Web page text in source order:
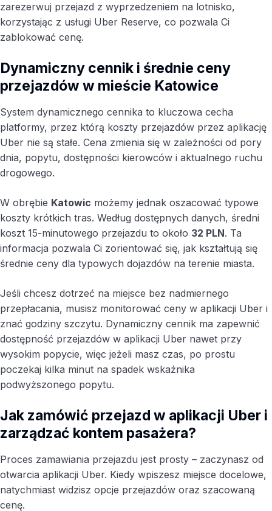
zarezerwuj przejazd z wyprzedzeniem na lotnisko,
korzystając z usługi Uber Reserve, co pozwala Ci
zablokować cenę.
Dynamiczny cennik i średnie ceny
przejazdów w mieście Katowice
System dynamicznego cennika to kluczowa cecha
platformy, przez którą koszty przejazdów przez aplikację
Uber nie są stałe. Cena zmienia się w zależności od pory
dnia, popytu, dostępności kierowców i aktualnego ruchu
drogowego.
W obrębie Katowic możemy jednak oszacować typowe
koszty krótkich tras. Według dostępnych danych, średni
koszt 15-minutowego przejazdu to około 32 PLN. Ta
informacja pozwala Ci zorientować się, jak kształtują się
średnie ceny dla typowych dojazdów na terenie miasta.
Jeśli chcesz dotrzeć na miejsce bez nadmiernego
przepłacania, musisz monitorować ceny w aplikacji Uber i
znać godziny szczytu. Dynamiczny cennik ma zapewnić
dostępność przejazdów w aplikacji Uber nawet przy
wysokim popycie, więc jeżeli masz czas, po prostu
poczekaj kilka minut na spadek wskaźnika
podwyższonego popytu.
Jak zamówić przejazd w aplikacji Uber i
zarządzać kontem pasażera?
Proces zamawiania przejazdu jest prosty – zaczynasz od
otwarcia aplikacji Uber. Kiedy wpiszesz miejsce docelowe,
natychmiast widzisz opcje przejazdów oraz szacowaną
cenę.